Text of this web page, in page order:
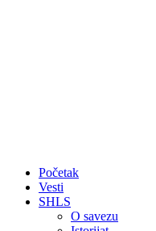
Početak
Vesti
SHLS
O savezu